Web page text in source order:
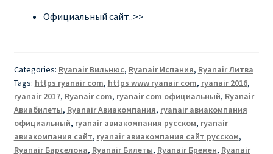
Официальный сайт..>>
Categories: Ryanair Вильнюс, Ryanair Испания, Ryanair Литва
Tags: https ryanair com, https www ryanair com, ryanair 2016,
ryanair 2017, Ryanair com, ryanair com официальный, Ryanair
Авиабилеты, Ryanair Авиакомпания, ryanair авиакомпания
официальный, ryanair авиакомпания русском, ryanair
авиакомпания сайт, ryanair авиакомпания сайт русском,
Ryanair Барселона, Ryanair Билеты, Ryanair Бремен, Ryanair